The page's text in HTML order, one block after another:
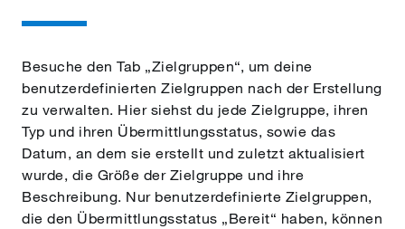
Besuche den Tab „Zielgruppen“, um deine
benutzerdefinierten Zielgruppen nach der Erstellung
zu verwalten. Hier siehst du jede Zielgruppe, ihren
Typ und ihren Übermittlungsstatus, sowie das
Datum, an dem sie erstellt und zuletzt aktualisiert
wurde, die Größe der Zielgruppe und ihre
Beschreibung. Nur benutzerdefinierte Zielgruppen,
die den Übermittlungsstatus „Bereit“ haben, können